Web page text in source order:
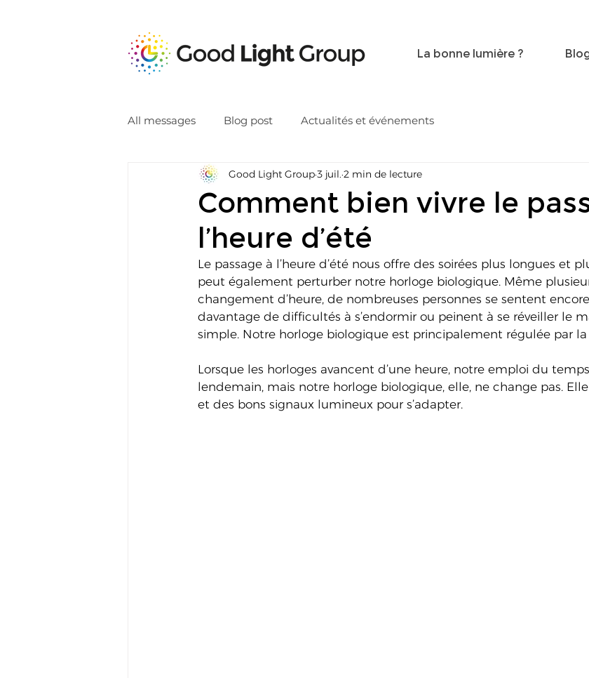
La bonne lumière ?
All messages Blog post Actualités et événements
Comment bien vivre le
l’heure d’été
Good Light Group3 juil. 2 min de lecture
Le passage à l’heure d’été nous offre des soirées plus longues et
peut également perturber notre horloge biologique. Même
changement d’heure, de nombreuses personnes se sentent
davantage de difficultés à s’endormir ou peinent à se réveiller le
simple. Notre horloge biologique est principalement régulée par
Lorsque les horloges avancent d’une heure, notre emploi du
lendemain, mais notre horloge biologique, elle, ne change pas.
et des bons signaux lumineux pour s’adapter.